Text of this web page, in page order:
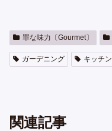
罪な味力〔Gourmet〕
ガーデニング キッチン
関連記事